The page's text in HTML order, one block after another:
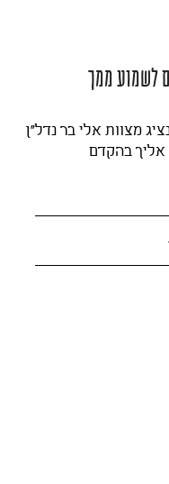
לשמוע ממך
מצוות אלי בר נדל"ן
אליך בהקדם